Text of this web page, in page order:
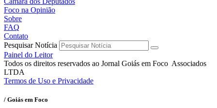
Foco na Opinião
Sobre
FAQ
Contato
Pesquisar Notícia
Painel do Leitor
Todos os direitos reservados ao Jornal Goiás em Foco Associados
LTDA
Termos de Uso e Privacidade
/ Goiás em Foco